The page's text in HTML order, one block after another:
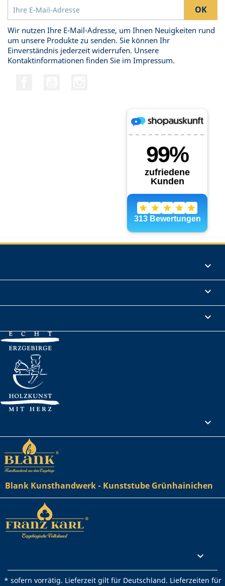
Wir nutzen Ihre E-Mail-Adresse, um Ihnen Neuigkeiten rund
um unsere Produkte zu senden. Sie können Ihr
Einverständnis jederzeit widerrufen. Unsere
Kontaktinformationen finden Sie im Impressum.




Blank Kunsthandwerk - Kunststube Grünhainichen

* sofern vorrätig. Lieferzeit gilt für Deutschland. Lieferzeiten für